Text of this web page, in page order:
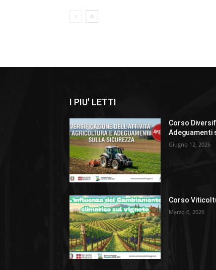
I PIU' LETTI
Corso
Adeguamenti
Giugno 12, 2026
Corso
Marzo 6, 2026